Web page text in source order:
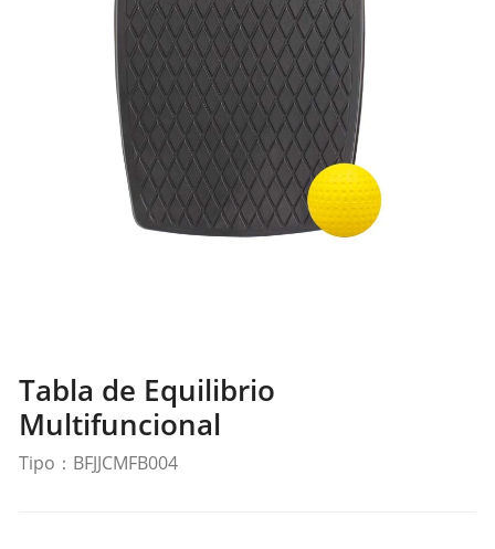
Tabla de Equilibrio
Multifuncional
Tipo：BFJJCMFB004